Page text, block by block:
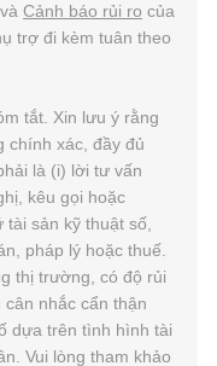
và Cảnh báo rủi ro của
trợ đi kèm tuân theo
tắt. Xin lưu ý rằng
chính xác, đầy đủ
là (i) lời tư vấn
kêu gọi hoặc
sản kỹ thuật số,
pháp lý hoặc thuế.
thị trường, có độ rủi
nhắc cẩn thận
dựa trên tình hình tài
Vui lòng tham khảo